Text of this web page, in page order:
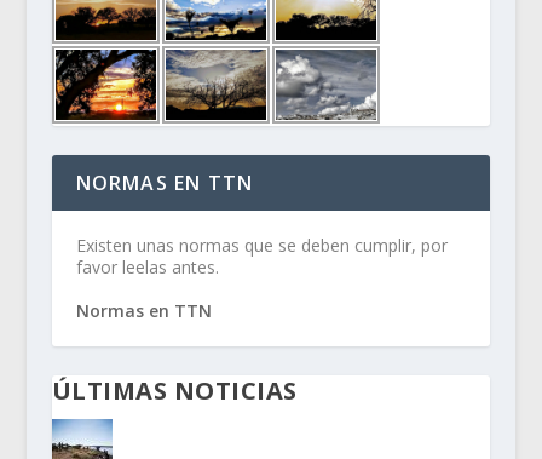
NORMAS EN TTN
Existen unas normas que se deben cumplir, por
favor leelas antes.
Normas en TTN
ÚLTIMAS NOTICIAS